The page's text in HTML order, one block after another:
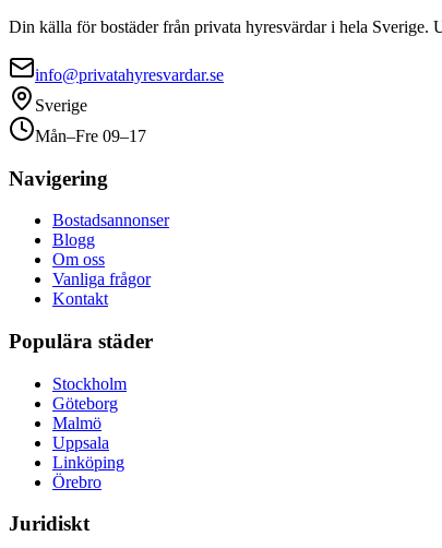
Din källa för bostäder från privata hyresvärdar i hela Sverige.
info@privatahyresvardar.se
Sverige
Mån–Fre 09–17
Navigering
Bostadsannonser
Blogg
Om oss
Vanliga frågor
Kontakt
Populära städer
Stockholm
Göteborg
Malmö
Uppsala
Linköping
Örebro
Juridiskt